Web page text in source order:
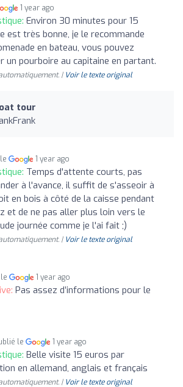
1 year ago
Environ 30 minutes pour 15
est très bonne, je le recommande
en bateau, vous pouvez
un pourboire au capitaine en partant.
| Voir le texte original
tour
1 year ago
Temps d'attente courts, pas
à l'avance, il suffit de s'asseoir à
en bois à côté de la caisse pendant
et de ne pas aller plus loin vers le
journée comme je l'ai fait ;)
| Voir le texte original
1 year ago
Pas assez d’informations pour le
le 1 year ago
Belle visite 15 euros par
en allemand, anglais et français
| Voir le texte original